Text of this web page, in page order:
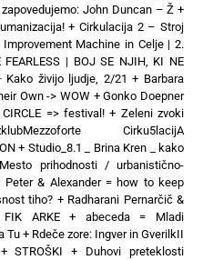
zapovedujemo: John Duncan – Ž +
+Cirkulacija 2 – Stroj
Machine in Celje | 2.
| BOJ SE NJIH, KI NE
Kako živijo ljudje, 2/21 + Barbara
Own -> WOW+Gonko Doepner
=> festival! + Zeleni zvoki
Cirku5lacijA
+ Studio_8.1 _ Brina Kren _ kako
prihodnosti / urbanistično-
Peter & Alexander = how to keep
tiho? + Radharani Pernarčič &
ARKE+ abeceda = Mladi
Tu + Rdeče zore: Ingver in GverilkII
STROŠKI + Duhovi preteklosti